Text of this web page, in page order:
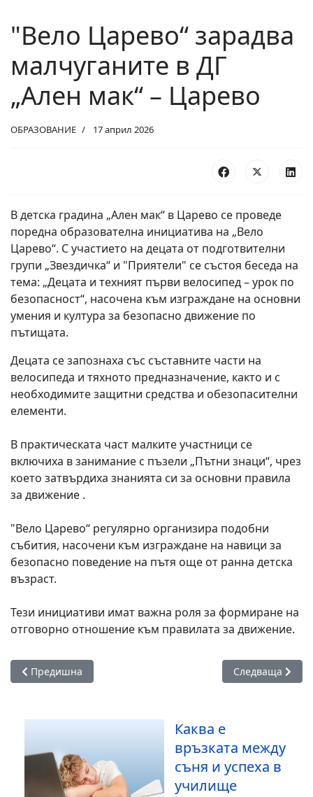
"Вело Царево“ зарадва
малчуганите в ДГ
„Ален мак“ – Царево
ОБРАЗОВАНИЕ 17 април 2026
Вдетска градина „Ален мак“ в Царево се проведе
поредна образователна инициатива на „Вело
Царево“. С участието на децата от подготвителни
групи „Звездичка“ и "Приятели" се състоя беседа на
тема: „Децата и техният първи велосипед – урок по
безопасност“, насочена към изграждане на основни
умения и култура за безопасно движение по
пътищата.
Децата се запознаха със съставните части на
велосипеда и тяхното предназначение, както и с
необходимите защитни средства и обезопасителни
елементи.
В практическата част малките участници се
включиха в занимание с пъзели „Пътни знаци“, чрез
което затвърдиха знанията си за основни правила
за движение .
"Вело Царево“ регулярно организира подобни
събития, насочени към изграждане на навици за
безопасно поведение на пътя още от ранна детска
възраст.
Тези инициативи имат важна роля за формиране на
отговорно отношение към правилата за движение.
Предишна статия: Бургас отбелязва 150 години от
Предишна Следваща
Следваща
Каква е
връзката между
съня и успеха в
училище